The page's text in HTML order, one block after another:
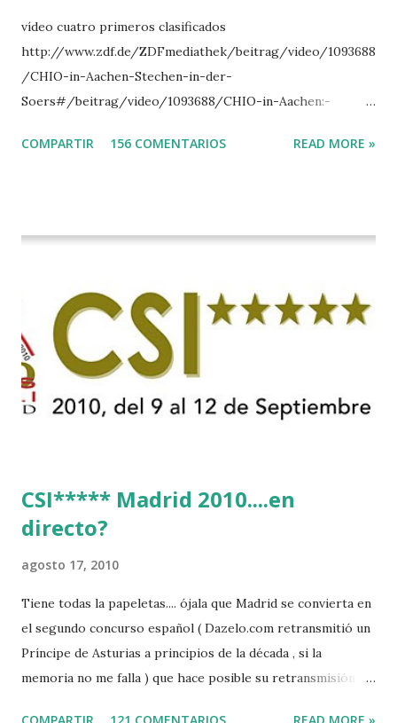
vídeo cuatro primeros clasificados
http://www.zdf.de/ZDFmediathek/beitrag/video/1093688
/CHIO-in-Aachen-Stechen-in-der-
Soers#/beitrag/video/1093688/CHIO-in-Aachen:-
COMPARTIR 156 COMENTARIOS READ MORE »
CSI***** Madrid 2010....en
directo?
agosto 17, 2010
Tiene todas la papeletas.... ójala que Madrid se convierta en
el segundo concurso español ( Dazelo.com retransmitió un
Príncipe de Asturias a principios de la década , si la
memoria no me falla ) que hace posible su retransmisión via